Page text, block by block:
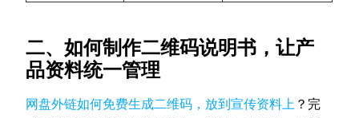
二、如何制作二维码说明书，让产
品资料统一管理
网盘外链如何免费生成二维码，放到宣传资料上 ？完